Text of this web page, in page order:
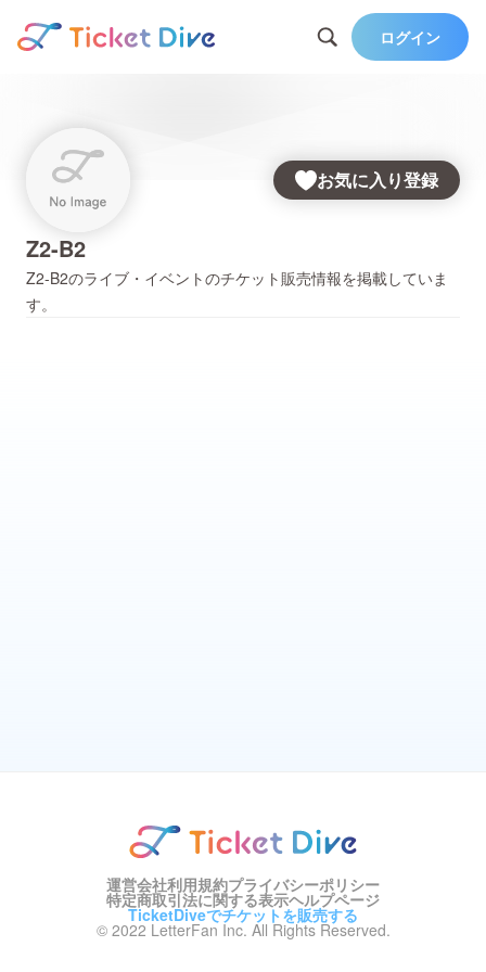
ログイン
お気に入り登録
Z2-B2
Z2-B2のライブ・イベントのチケット販売情報を掲載していま
す。
運営会社利用規約プライバシーポリシー
特定商取引法に関する表示ヘルプページ
TicketDiveでチケットを販売する
© 2022 LetterFan Inc. All Rights Reserved.